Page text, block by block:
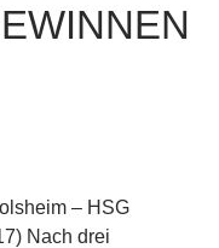
– HSG
Nach drei